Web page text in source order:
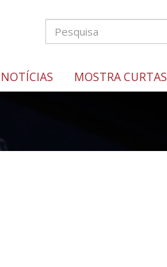
NOTÍCIAS MOSTRA CURTAS